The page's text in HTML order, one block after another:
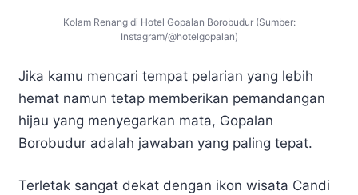
Kolam Renang di Hotel Gopalan Borobudur (Sumber:
Instagram/@hotelgopalan)
Jika kamu mencari tempat pelarian yang lebih
hemat namun tetap memberikan pemandangan
hijau yang menyegarkan mata, Gopalan
Borobudur adalah jawaban yang paling tepat.
Terletak sangat dekat dengan ikon wisata Candi